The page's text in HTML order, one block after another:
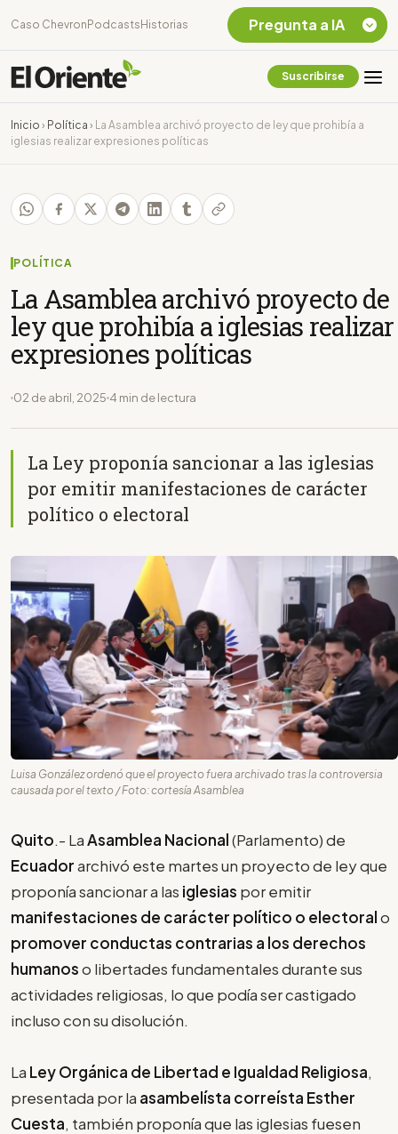
Caso Chevron Podcasts Historias
Suscribirse
Inicio › Política ›
La Asamblea archivó proyecto de ley que prohibía a
iglesias realizar expresiones políticas
POLÍTICA
La Asamblea archivó proyecto de
ley que prohibía a iglesias realizar
expresiones políticas
02 de abril, 2025 4 min de lectura
La Ley proponía sancionar a las iglesias
por emitir manifestaciones de carácter
político o electoral
Luisa González ordenó que el proyecto fuera archivado tras la controversia
causada por el texto / Foto: cortesía Asamblea
Quito.- LaAsamblea Nacional(Parlamento) de
Ecuadorarchivó este martes un proyecto de ley que
proponía sancionar a las iglesias por emitir
manifestaciones de carácter político o electoralo
promover conductas contrarias a los derechos
humanoso libertades fundamentales durante sus
actividades religiosas, lo que podía ser castigado
incluso con su disolución.
La Ley Orgánica de Libertad e Igualdad Religiosa,
presentada por la asambelísta correísta Esther
Cuesta, también proponía que las iglesias fuesen
Pregunta a IA
Chevron Ecuador